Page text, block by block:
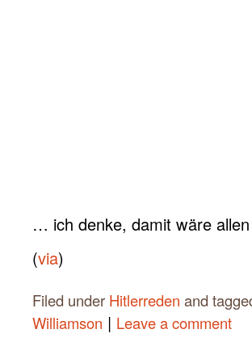
… ich denke, damit wäre
(via)
Filed under Hitlerreden and
Williamson | Leave a comment